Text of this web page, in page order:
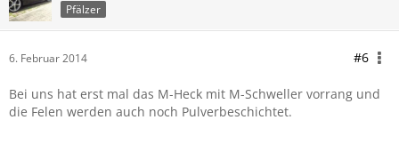
Pfälzer
6. Februar 2014 #6
Bei uns hat erst mal das M-Heck mit M-Schweller vorrang und
die Felen werden auch noch Pulverbeschichtet.